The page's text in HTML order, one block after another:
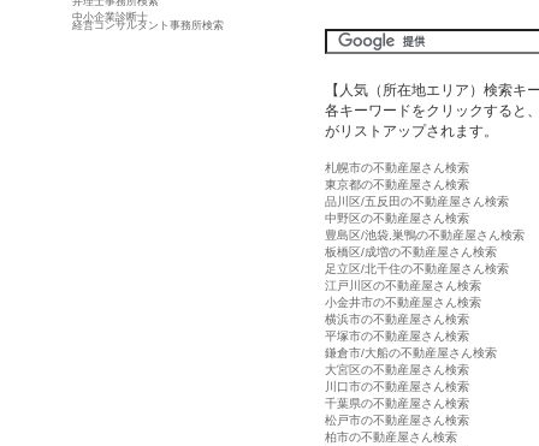
【人気（所在地エリア）検索キ
各キーワードをクリックすると
がリストアップされます。
札幌市の不動産屋さん検索
東京都の不動産屋さん検索
品川区/五反田の不動産屋さん検索
中野区の不動産屋さん検索
豊島区/池袋,巣鴨の不動産屋さん検索
板橋区/成増の不動産屋さん検索
足立区/北千住の不動産屋さん検索
江戸川区の不動産屋さん検索
小金井市の不動産屋さん検索
横浜市の不動産屋さん検索
平塚市の不動産屋さん検索
鎌倉市/大船の不動産屋さん検索
大宮区の不動産屋さん検索
川口市の不動産屋さん検索
千葉県の不動産屋さん検索
松戸市の不動産屋さん検索
柏市の不動産屋さん検索
中小企業診断士
経営コンサルタント事務所検索